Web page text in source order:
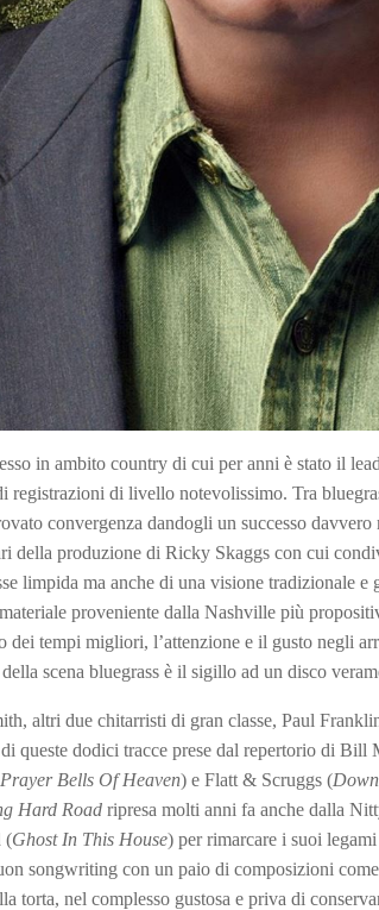
in ambito country di cui per anni è stato il
registrazioni di livello notevolissimo. Tra
convergenza dandogli un successo davvero
della produzione di Ricky Skaggs con cui
limpida ma anche di una visione tradizionale e
proveniente dalla Nashville più
dei tempi migliori, l’attenzione e il gusto negli
scena bluegrass è il sigillo ad un disco
altri due chitarristi di gran classe, Paul
queste dodici tracce prese dal repertorio di Bill
Prayer Bells Of Heaven) e Flatt & Scruggs (
Hard Roadripresa molti anni fa anche dalla
(Ghost In This House) per rimarcare i suoi
songwriting con un paio di composizioni
torta, nel complesso gustosa e priva di